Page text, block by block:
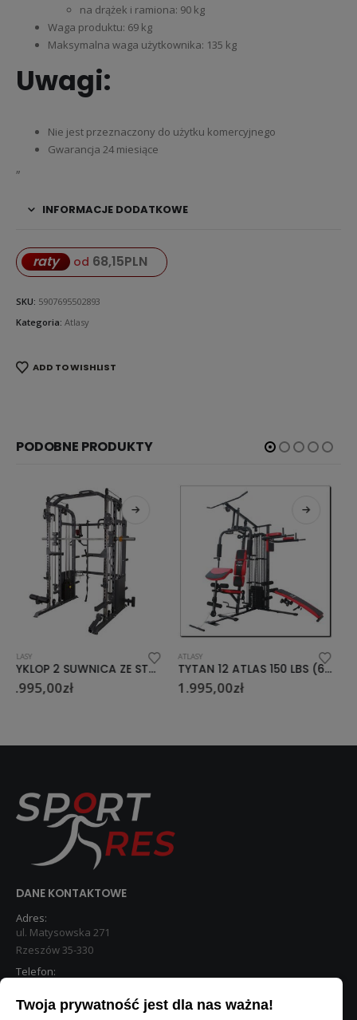
na drążek i ramiona: 90 kg
Waga produktu: 69 kg
Maksymalna waga użytkownika: 135 kg
Uwagi:
Nie jest przeznaczony do użytku komercyjnego
Gwarancja 24 miesiące
„
INFORMACJE DODATKOWE
raty od 68,15PLN
SKU: 5907695502893
Kategoria: Atlasy
ADD TO WISHLIST
PODOBNE PRODUKTY
ATLASY
1.995,00zł
ATLASY
1.795,00zł
DANE KONTAKTOWE
Adres:
ul. Matysowska 271
Rzeszów 35-330
Telefon:
Twoja prywatność jest dla nas ważna!